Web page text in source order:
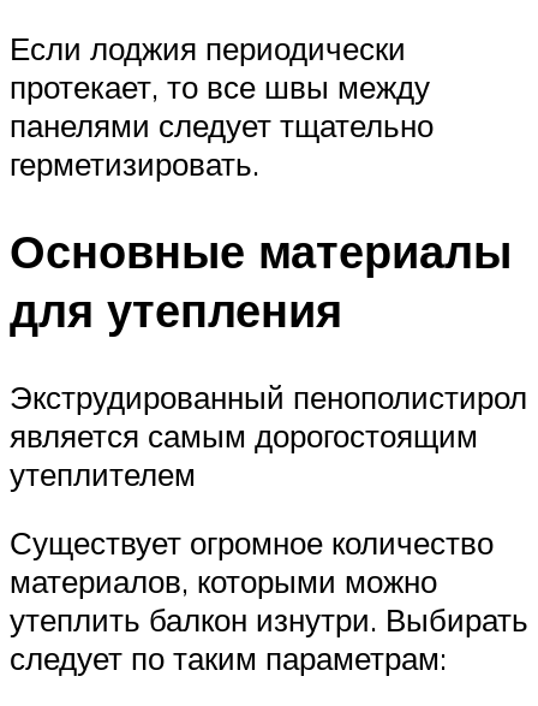
Если лоджия периодически
протекает, то все швы между
панелями следует тщательно
герметизировать.
Основные материалы
для утепления
Экструдированный пенополистирол
является самым дорогостоящим
утеплителем
Существует огромное количество
материалов, которыми можно
утеплить балкон изнутри. Выбирать
следует по таким параметрам: